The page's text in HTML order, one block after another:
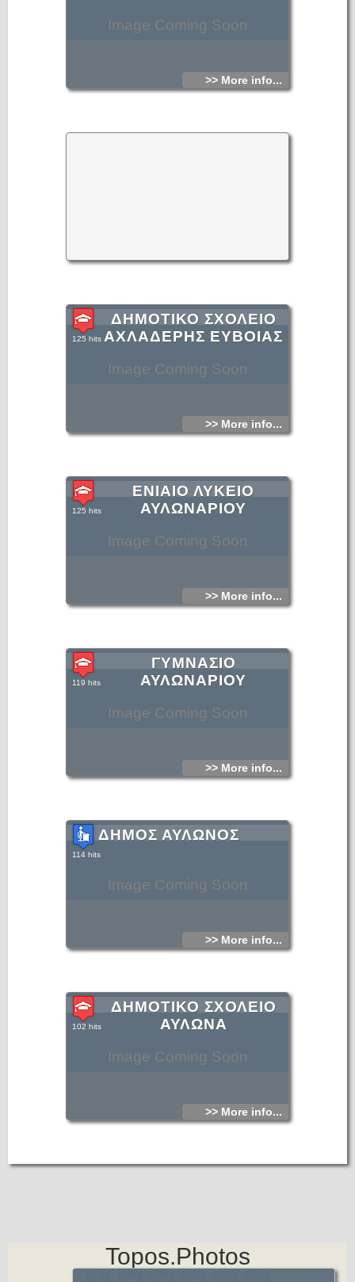
Image Coming Soon
>> More info...
Image Coming Soon
ΔΗΜΟΤΙΚΟ ΣΧΟΛΕΙΟ
ΑΧΛΑΔΕΡΗΣ ΕΥΒΟΙΑΣ
125 hits
>> More info...
Image Coming Soon
ΕΝΙΑΙΟ ΛΥΚΕΙΟ
ΑΥΛΩΝΑΡΙΟΥ
125 hits
>> More info...
Image Coming Soon
ΓΥΜΝΑΣΙΟ
ΑΥΛΩΝΑΡΙΟΥ
119 hits
>> More info...
Image Coming Soon
ΔΗΜΟΣ ΑΥΛΩΝΟΣ
114 hits
>> More info...
Image Coming Soon
ΔΗΜΟΤΙΚΟ ΣΧΟΛΕΙΟ
ΑΥΛΩΝΑ
102 hits
>> More info...
Topos.Photos